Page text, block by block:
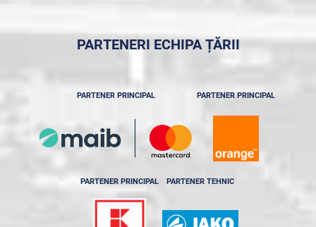
PARTENERI ECHIPA ȚĂRII
PARTENER PRINCIPAL PARTENER PRINCIPAL
PARTENER PRINCIPAL PARTENER TEHNIC